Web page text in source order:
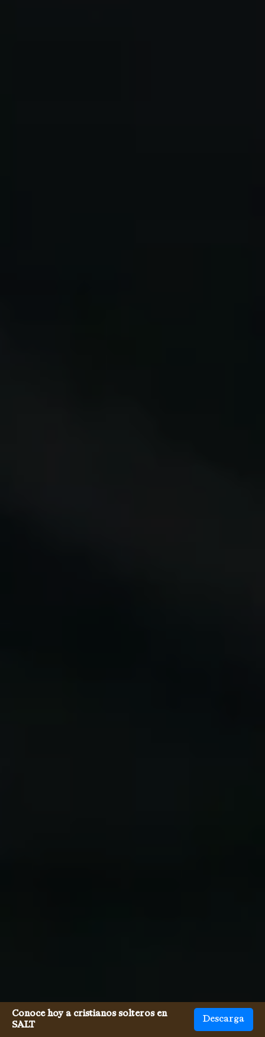
Conoce hoy a cristianos solteros en
SALT
Descarga